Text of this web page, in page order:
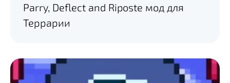
Parry, Deflect and Riposte мод для
Террарии